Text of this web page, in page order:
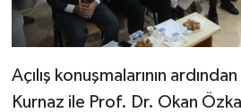
Açılış konuşmalarının
Kurnaz ile Prof. Dr. Okan